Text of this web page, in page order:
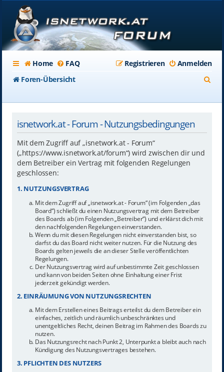
Home FAQ Anmelden
Registrieren
Foren-Übersicht
isnetwork.at - Forum - Nutzungsbedingungen
Mit dem Zugriff auf „isnetwork.at - Forum“
(„https://www.isnetwork.at/forum“) wird zwischen dir und
dem Betreiber ein Vertrag mit folgenden Regelungen
geschlossen:
1. NUTZUNGSVERTRAG
Mit dem Zugriff auf „isnetwork.at - Forum“ (im Folgenden „das
Board“) schließt du einen Nutzungsvertrag mit dem Betreiber
des Boards ab (im Folgenden „Betreiber“) und erklärst dich mit
den nachfolgenden Regelungen einverstanden.
Wenn du mit diesen Regelungen nicht einverstanden bist, so
darfst du das Board nicht weiter nutzen. Für die Nutzung des
Boards gelten jeweils die an dieser Stelle veröffentlichten
Regelungen.
Der Nutzungsvertrag wird auf unbestimmte Zeit geschlossen
und kann von beiden Seiten ohne Einhaltung einer Frist
jederzeit gekündigt werden.
2. EINRÄUMUNG VON NUTZUNGSRECHTEN
Mit dem Erstellen eines Beitrags erteilst du dem Betreiber ein
einfaches, zeitlich und räumlich unbeschränktes und
unentgeltliches Recht, deinen Beitrag im Rahmen des Boards zu
nutzen.
Das Nutzungsrecht nach Punkt 2, Unterpunkt a bleibt auch nach
Kündigung des Nutzungsvertrages bestehen.
3. PFLICHTEN DES NUTZERS